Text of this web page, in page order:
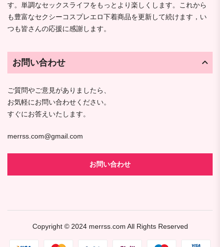
す。単調なセックスライフをもっとより楽しくします。これから
も豊富なセクシーコスプレエロ下着商品を更新して続けます，い
つも皆さんの応援に感謝します。
お問い合わせ
ご質問やご意見がありましたら、
お気軽にお問い合わせください。
すぐにお答えいたします。
merrss.com@gmail.com
お問い合わせ
Copyright © 2024 merrss.com All Rights Reserved